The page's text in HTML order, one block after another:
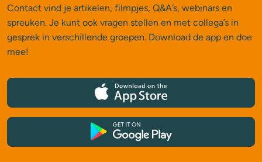
Contact vind je artikelen, filmpjes, Q&A’s, webinars en
spreuken. Je kunt ook vragen stellen en met collega’s in
gesprek in verschillende groepen. Download de app en doe
mee!